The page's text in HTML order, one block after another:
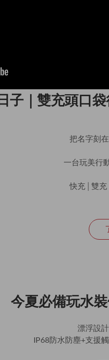
子｜雙充頭口
把名字刻
一台玩美行
快充│雙
今夏必備玩水
漂浮設
IP68防水防塵+支援